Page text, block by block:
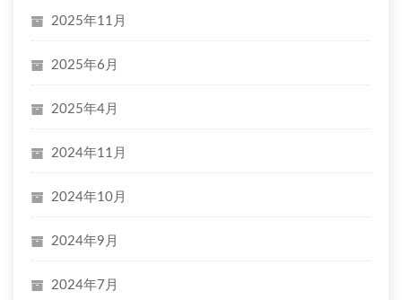
2025年11月
2025年6月
2025年4月
2024年11月
2024年10月
2024年9月
2024年7月